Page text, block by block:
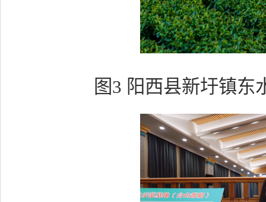
图3 阳西县新圩镇东